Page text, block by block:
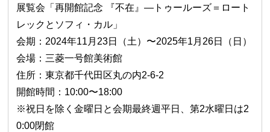
​​展覧会「再開館記念 『不在』—トゥールーズ＝ロート
レックとソフィ・カル」
会期：2024年11月23日（土）〜2025年1月26日（日）
会場：三菱一号館美術館
住所：東京都千代田区丸の内2-6-2
開館時間：10:00〜18:00
※祝日を除く金曜日と会期最終週平日、第2水曜日は2
0:00閉館